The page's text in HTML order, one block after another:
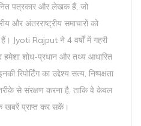
पत्रकार और लेखक हैं, जो
और अंतरराष्ट्रीय समाचारों को
हैं। Jyoti Rajput ने 4 वर्षों में गहरी
हमेशा शोध-प्रधान और तथ्य आधारित
रिपोर्टिंग का उद्देश्य सत्य, निष्पक्षता
से संरक्षण करना है, ताकि वे केवल
खबरें प्राप्त कर सकें।